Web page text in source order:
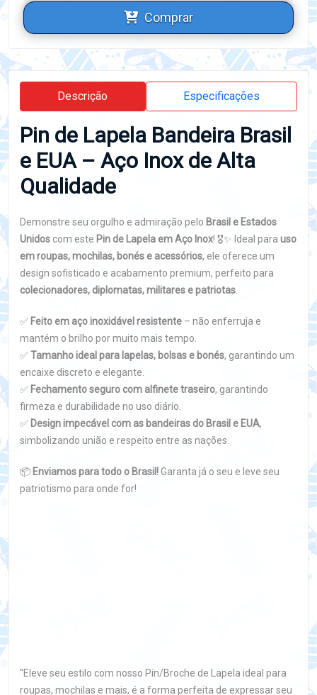
Comprar
Descrição Especificações
Pin de Lapela Bandeira Brasil
e EUA – Aço Inox de Alta
Qualidade
Demonstre seu orgulho e admiração pelo Brasil e Estados
Unidos com este Pin de Lapela em Aço Inox! 🎖️✨ Ideal para uso
em roupas, mochilas, bonés e acessórios, ele oferece um
design sofisticado e acabamento premium, perfeito para
colecionadores, diplomatas, militares e patriotas
✅ Feito em aço inoxidável resistente – não enferruja e
mantém o brilho por muito mais tempo.
✅Tamanho ideal para lapelas, bolsas e bonés, garantindo um
encaixe discreto e elegante.
✅ Fechamento seguro com alfinete traseiro, garantindo
firmeza e durabilidade no uso diário.
✅ Design impecável com as bandeiras do Brasil e EUA,
simbolizando união e respeito entre as nações.
📦 Enviamos para todo o Brasil!Garanta já o seu e leve seu
patriotismo para onde for!
"Eleve seu estilo com nosso Pin/Broche de Lapela ideal para
roupas, mochilas e mais, é a forma perfeita de expressar seu